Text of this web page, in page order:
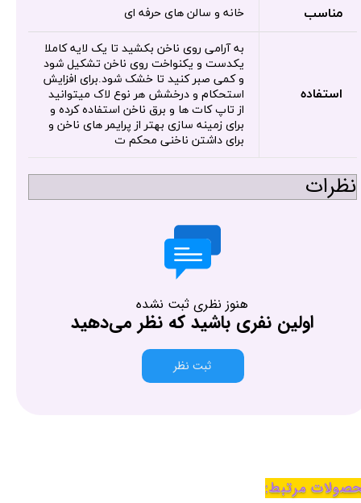
مناسب خانه و سالن های حرفه ای
استفاده
به آرامی روی ناخن بکشید تا یک لایه کاملا
یکدست و یکنواخت روی ناخن تشکیل شود
و کمی صبر کنید تا خشک شود.برای افزایش
استحکام و درخشش هر نوع لاک میتوانید
از تاپ کات ها و برق ناخن استفاده کرده و
برای زمینه سازی بهتر از پرایمر های ناخن و
برای داشتن ناخنی محکم ت
نظرات
هنوز نظری ثبت نشده
اولین نفری باشید که نظر می‌دهید
ثبت نظر
مرتبط: